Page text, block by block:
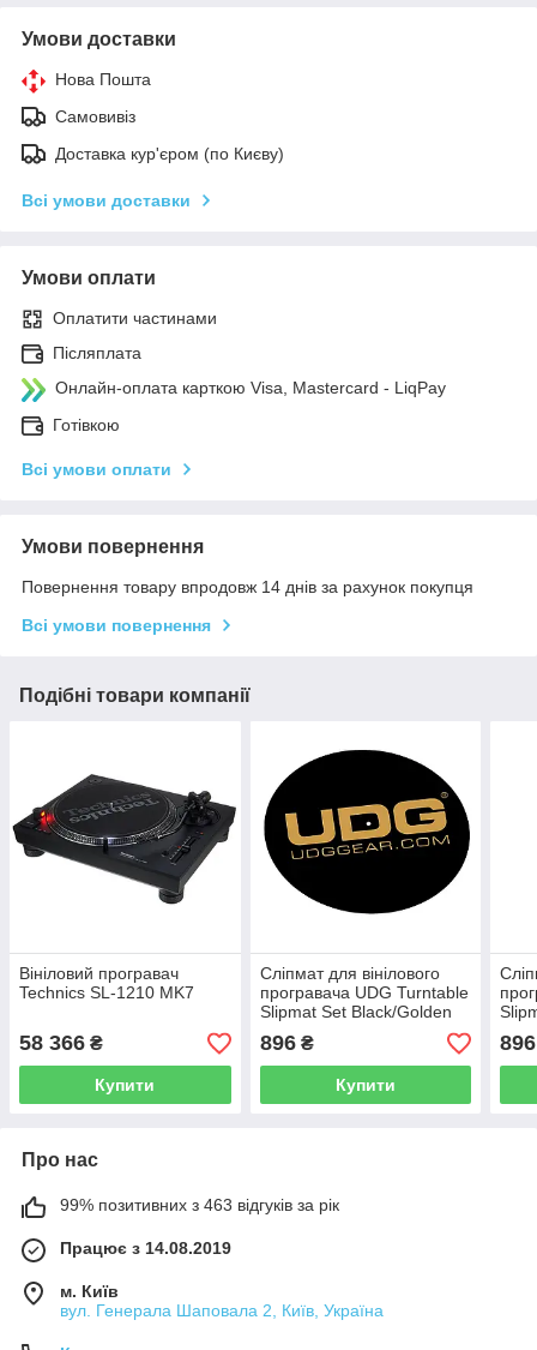
Умови доставки
Нова Пошта
Самовивіз
Доставка кур'єром (по Києву)
Всі умови доставки
Умови оплати
Оплатити частинами
Післяплата
Онлайн-оплата карткою Visa, Mastercard - LiqPay
Готівкою
Всі умови оплати
Умови повернення
Повернення товару впродовж 14 днів за рахунок покупця
Всі умови повернення
Подібні товари компанії
Вініловий програвач
Technics SL-1210 MK7
58 366 ₴
Купити
Сліпмат для вінілового
програвача UDG Turntable
Slipmat Set Black/Golden
896₴
Купити
896
Про нас
99% позитивних з 463 відгуків за рік
Працює з 14.08.2019
м. Київ
вул. Генерала Шаповала 2, Київ, Україна